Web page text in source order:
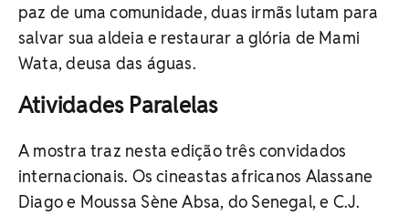
paz de uma comunidade, duas irmãs lutam para
salvar sua aldeia e restaurar a glória de Mami
Wata, deusa das águas.
Atividades Paralelas
A mostra traz nesta edição três convidados
internacionais. Os cineastas africanos Alassane
Diago e Moussa Sène Absa, do Senegal, e C.J.